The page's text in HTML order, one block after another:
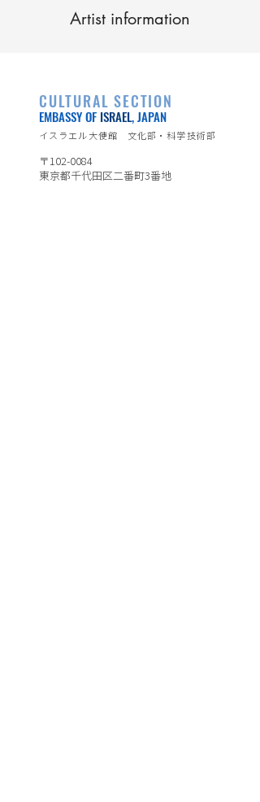
Artist information
CULTURAL SECTION
EMBASSY OF ISRAEL, JAPAN
イスラエル大使館 文化部・科学技術部
〒102-0084
東京都千代田区二番町3番地